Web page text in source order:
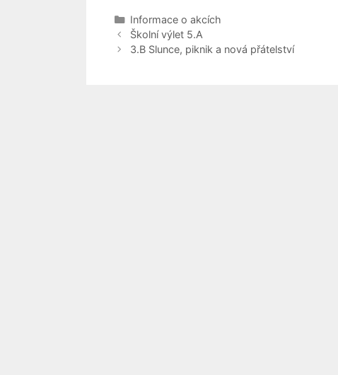
Rubriky
Informace o akcích
Školní výlet 5.A
3.B Slunce, piknik a nová přátelství